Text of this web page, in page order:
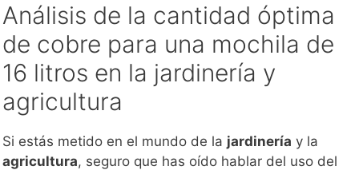
Análisis de la cantidad óptima
de cobre para una mochila de
16 litros en la jardinería y
agricultura
Si estás metido en el mundo de la jardinería y la
agricultura, seguro que has oído hablar del uso del